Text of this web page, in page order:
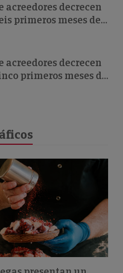
acreedores decrecen
primeros meses de
acreedores decrecen
primeros meses de